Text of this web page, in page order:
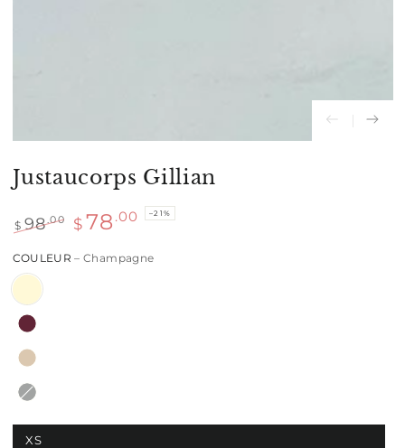
Justaucorps Gillian
normal
$ 98.00
de
$ 78 .00 –21%
COULEUR– Champagne
XS